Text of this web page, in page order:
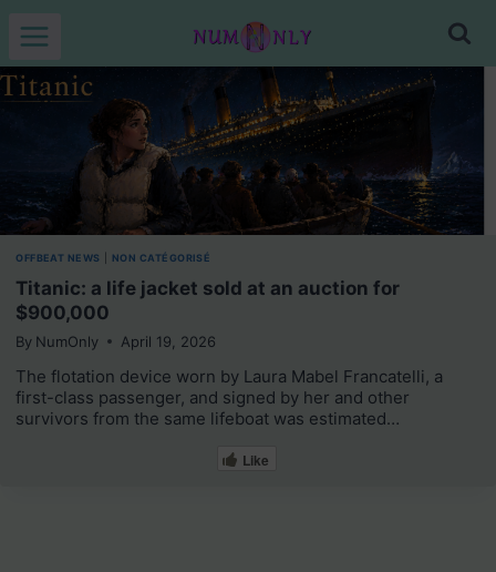
content
OFFBEAT NEWS NON CATÉGORISÉ
Titanic: a life jacket sold at an auction for
$900,000
By NumOnly April 19, 2026
The flotation device worn by Laura Mabel Francatelli, a
first-class passenger, and signed by her and other
survivors from the same lifeboat was estimated…
Like